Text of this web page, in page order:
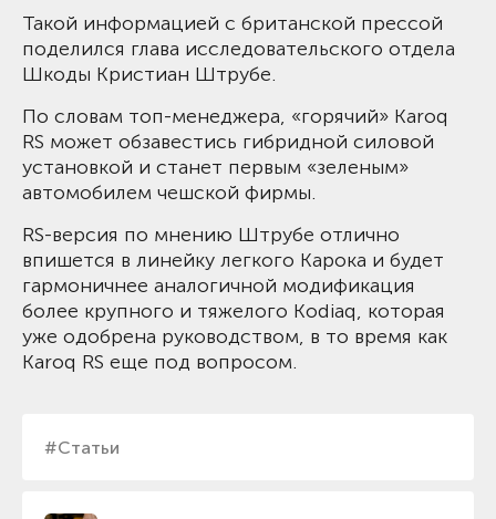
#Статьи
Такой информацией с британской прессой
поделился глава исследовательского отдела
Шкоды Кристиан Штрубе.
По словам топ-менеджера, «горячий» Karoq
RS может обзавестись гибридной силовой
установкой и станет первым «зеленым»
автомобилем чешской фирмы.
RS-версия по мнению Штрубе отлично
впишется в линейку легкого Карока и будет
гармоничнее аналогичной модификация
более крупного и тяжелого Kodiaq, которая
уже одобрена руководством, в то время как
Karoq RS еще под вопросом.